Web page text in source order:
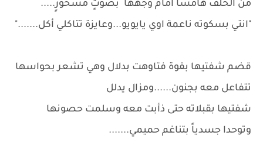
من الخلف هامساً امام وجهها بصوتٍ مسحورٍ.....
"انتي بسكوته ناعمة اوي يايويو...وعايزة تتاكلي أكل......."
قضم شفتيها بقوة فتاوهت بدلال وهي تشعر بحواسها
تتفاعل معه بجنون......ومزال يدلل
شفتيها بقبلاته حتى ذأبت معه وسلمت حصونها
وتوحدا جسدياً بتناغم حميمي.......